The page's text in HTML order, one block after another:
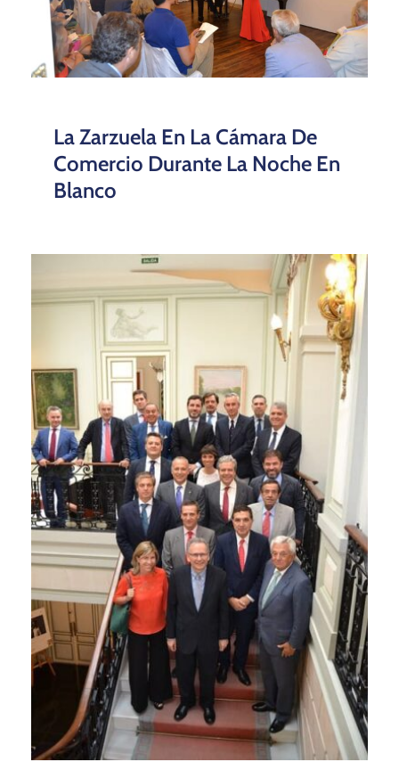
La Zarzuela En La Cámara De
Comercio Durante La Noche En
Blanco